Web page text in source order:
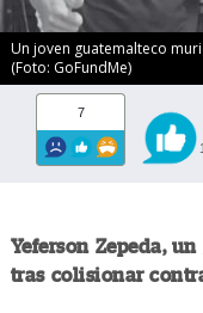
Un joven guatemalteco
(Foto: GoFundMe)
7
1
Yeferson Zepeda,
tras colisionar